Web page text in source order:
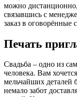
можно
связавшись с
заказ в оговорённые
Печать
Свадьба – одно из
человека. Вам
мельчайших деталей
немало забот